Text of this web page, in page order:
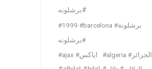
#برشلونه
#1999 #barcelona #برشلونة
#برشلونه
#ajax #اياكس
#algeria #الجزائر